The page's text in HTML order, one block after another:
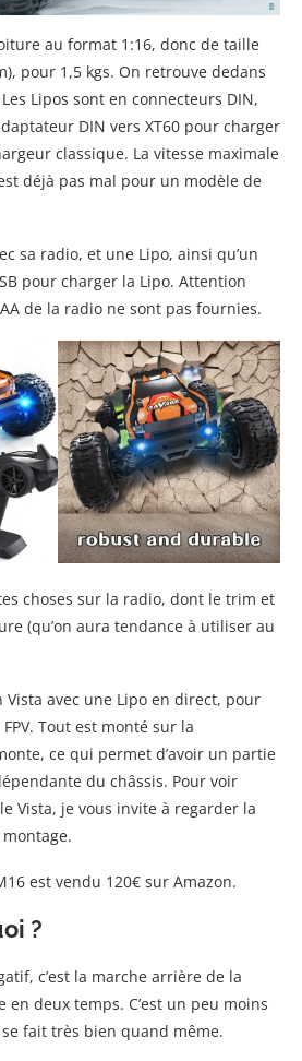
au format 1:16, donc de taille
pour 1,5 kgs. On retrouve dedans
Lipos sont en connecteurs DIN,
DIN vers XT60 pour charger
classique. La vitesse maximale
déjà pas mal pour un modèle de
sa radio, et une Lipo, ainsi qu’un
pour charger la Lipo. Attention
de la radio ne sont pas fournies.
choses sur la radio, dont le trim et
(qu’on aura tendance à utiliser au
Vista avec une Lipo en direct, pour
Tout est monté sur la
ce qui permet d’avoir un partie
du châssis. Pour voir
Vista, je vous invite à regarder la
est vendu 120€ sur Amazon.
?
c’est la marche arrière de la
deux temps. C’est un peu moins
fait très bien quand même.